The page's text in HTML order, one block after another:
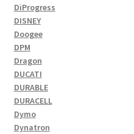
DiProgress
DISNEY
Doogee
DPM
Dragon
DUCATI
DURABLE
DURACELL
Dymo
Dynatron